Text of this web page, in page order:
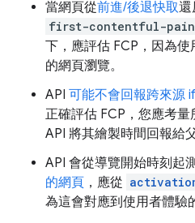
當網頁從前進/後退快取還
first-contentful-
下，應評估 FCP，因為
的網頁瀏覽。
API 可能不會回報跨來源
正確評估 FCP，您應考
API 將其繪製時間回報給
API 會從導覽開始時刻起
的網頁 ，應從
為這會對應到使用者體驗